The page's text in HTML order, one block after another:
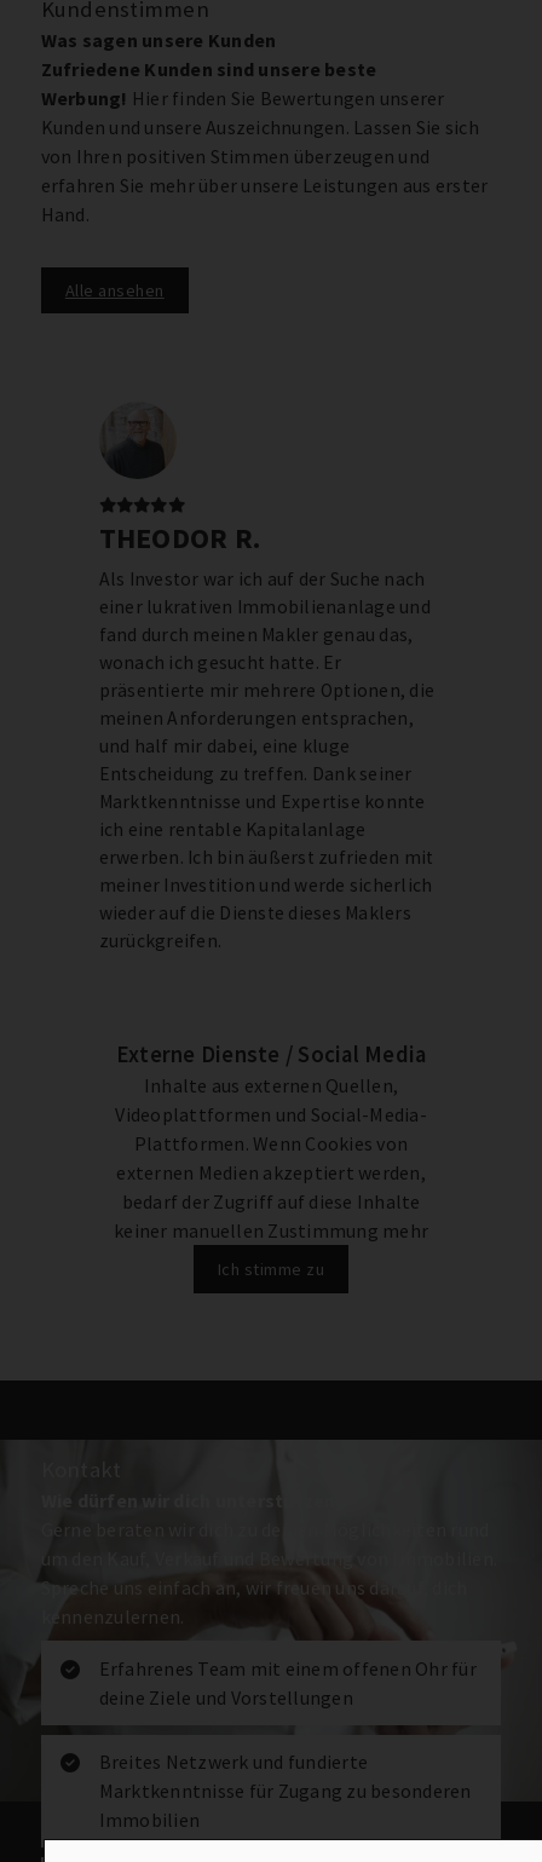
Kundenstimmen
Was sagen unsere Kunden
Zufriedene Kunden sind unsere beste
Werbung! Hier finden Sie Bewertungen unserer
Kunden und unsere Auszeichnungen. Lassen Sie sich
von Ihren positiven Stimmen überzeugen und
erfahren Sie mehr über unsere Leistungen aus erster
Hand.
Alle ansehen
THEODOR R.
Als Investor war ich auf der Suche nach
einer lukrativen Immobilienanlage und
fand durch meinen Makler genau das,
wonach ich gesucht hatte. Er
präsentierte mir mehrere Optionen, die
meinen Anforderungen entsprachen,
und half mir dabei, eine kluge
Entscheidung zu treffen. Dank seiner
Marktkenntnisse und Expertise konnte
ich eine rentable Kapitalanlage
erwerben. Ich bin äußerst zufrieden mit
meiner Investition und werde sicherlich
wieder auf die Dienste dieses Maklers
zurückgreifen.
Externe Dienste / Social Media
Inhalte aus externen Quellen,
Videoplattformen und Social-Media-
Plattformen. Wenn Cookies von
externen Medien akzeptiert werden,
bedarf der Zugriff auf diese Inhalte
keiner manuellen Zustimmung mehr
Ich stimme zu
Gerne beraten wir dich zu deinen Möglichkeiten rund
Spreche uns einfach an, wir freuen uns darauf, dich
kennenzulernen.
Erfahrenes Team mit einem offenen Ohr für
deine Ziele und Vorstellungen
Breites Netzwerk und fundierte
Marktkenntnisse für Zugang zu besonderen
Immobilien